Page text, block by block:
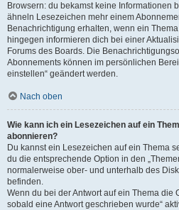
Browsern: du bekamst keine Informationen
ähneln Lesezeichen mehr einem
Benachrichtigung erhalten, wenn ein
hingegen informieren dich bei einer
Forums des Boards. Die
Abonnements können im persönlichen
einstellen“ geändert werden.
Nach oben
Wie kann ich ein Lesezeichen auf ein
abonnieren?
Du kannst ein Lesezeichen auf ein Thema
du die entsprechende Option in den
normalerweise ober- und unterhalb des
befinden.
Wenn du bei der Antwort auf ein Thema die
sobald eine Antwort geschrieben wurde“